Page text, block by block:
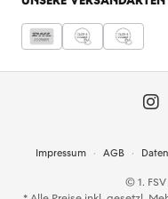
Impressum AGB
© 1.